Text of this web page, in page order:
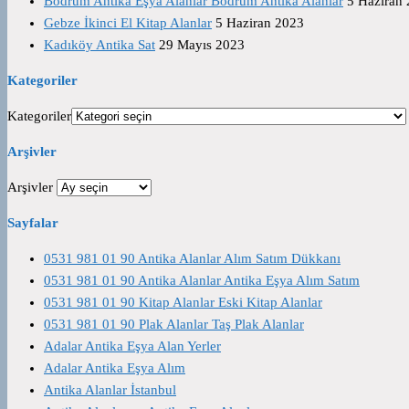
Gebze İkinci El Kitap Alanlar 5 Haziran 2023
Kadıköy Antika Sat 29 Mayıs 2023
Kategoriler
Kategoriler
Arşivler
Arşivler
Sayfalar
0531 981 01 90 Antika Alanlar Alım Satım Dükkanı
0531 981 01 90 Antika Alanlar Antika Eşya Alım Satım
0531 981 01 90 Kitap Alanlar Eski Kitap Alanlar
0531 981 01 90 Plak Alanlar Taş Plak Alanlar
Adalar Antika Eşya Alan Yerler
Adalar Antika Eşya Alım
Antika Alanlar İstanbul